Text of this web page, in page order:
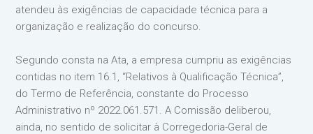
atendeu às exigências de capacidade técnica para a
organização e realização do concurso.
Segundo consta na Ata, a empresa cumpriu as exigências
contidas no item 16.1, “Relativos à Qualificação Técnica”,
do Termo de Referência, constante do Processo
Administrativo nº 2022.061.571. A Comissão deliberou,
ainda, no sentido de solicitar à Corregedoria-Geral de